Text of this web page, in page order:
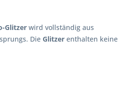
Glitzer wird vollständig aus
Die Glitzer enthalten keine